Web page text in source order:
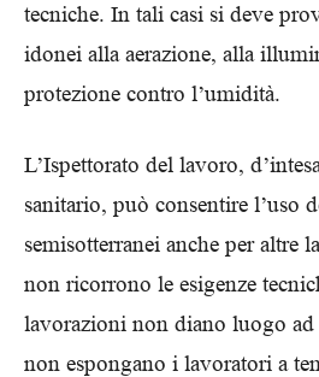
tecniche. In tali casi si deve
idonei alla aerazione, alla
protezione contro l’umidità.
L’Ispettorato del lavoro,
sanitario, può consentire l’uso
semisotterranei anche per altre
non ricorrono le esigenze
lavorazioni non diano luogo ad
non espongano i lavoratori a